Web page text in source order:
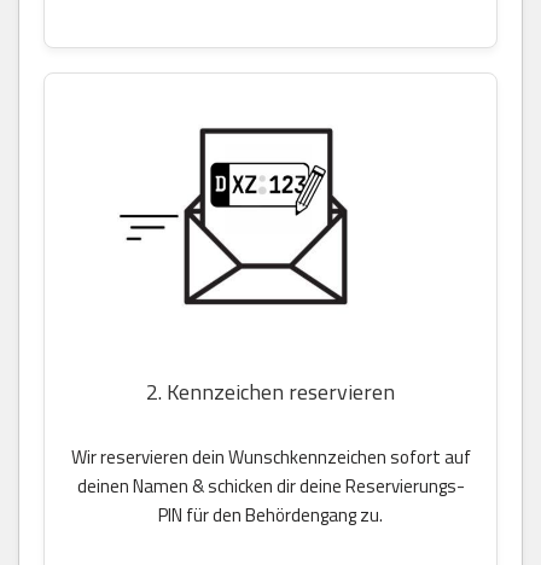
2. Kennzeichen reservieren
Wir reservieren dein Wunschkennzeichen sofort auf
deinen Namen & schicken dir deine Reservierungs-
PIN für den Behördengang zu.